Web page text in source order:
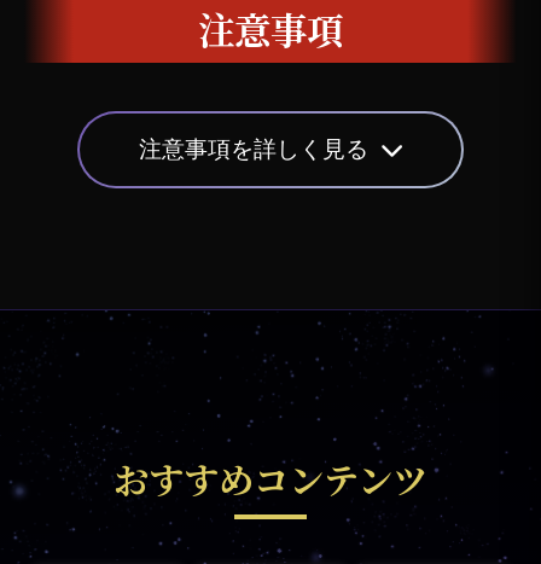
注意事項
注意事項を詳しく見る
おすすめコンテンツ